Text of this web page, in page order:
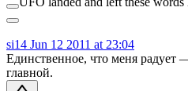
si14 Jun 12 2011 at 23:04
Единственное, что меня радует
главной.